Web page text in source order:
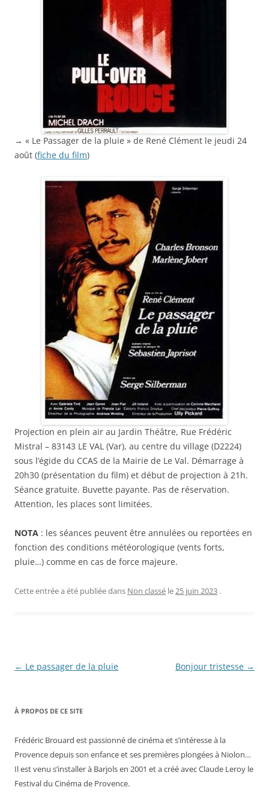
→ « Le Passager de la pluie » de René Clément le jeudi 24
août (fiche du film)
Projection en plein air au Jardin Théâtre, Rue Frédéric
Mistral – 83143 LE VAL (Var), au centre du village (D2224)
sous l’égide du CCAS de la Mairie de Le Val. Démarrage à
20h30 (présentation du film) et début de projection à 21h.
Séance gratuite. Buvette payante. Pas de réservation.
Attention, les places sont limitées.
NOTA : les séances peuvent être annulées ou reportées en
fonction des conditions météorologique (vents forts,
pluie…) comme en cas de force majeure.
Cette entrée a été publiée dans Non classé le25 juin 2023 .
Navigation
← Le passager de la pluie Bonjour tristesse →
À PROPOS DE CE SITE
Frédéric Brouard est passionné de cinéma et s’intéresse à la
Provence depuis son enfance et ses premières plongées à Niolon…
Il est venu s’installer à Barjols en 2001 et a créé avec Claude Leroy le
Festival du Cinéma de Provence.